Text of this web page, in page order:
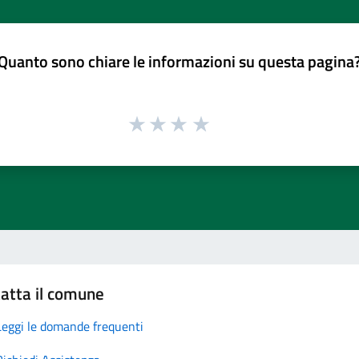
sono chiare le informazioni su questa
il comune
le domande frequenti